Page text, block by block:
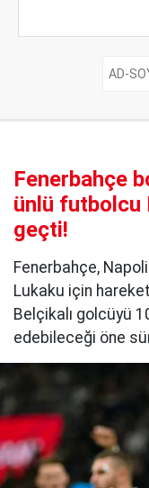
Fenerbahçe
ünlü futbolcu
geçti!
Fenerbahçe,
Lukaku için
Belçikalı golcüyü
edebileceği öne